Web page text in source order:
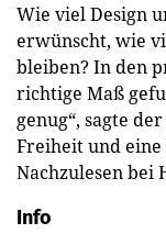
Wie viel Design
erwünscht, wie
bleiben? In den
richtige Maß
genug“, sagte
Freiheit und eine
Nachzulesen bei
Info